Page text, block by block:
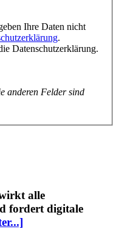
Ihre Daten nicht
.
Datenschutzerklärung.
anderen Felder sind
alle
fordert digitale